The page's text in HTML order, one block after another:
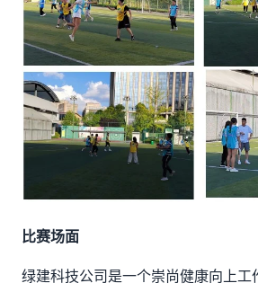
比赛场面
绿建科技公司是一个崇尚健康向上工